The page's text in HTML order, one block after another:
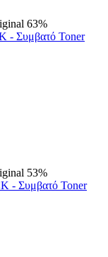
63%
- Συμβατό Toner
53%
- Συμβατό Toner